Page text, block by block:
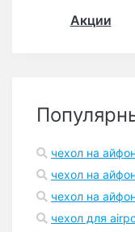
Акции
чехол на
чехол на
чехол на
чехол для